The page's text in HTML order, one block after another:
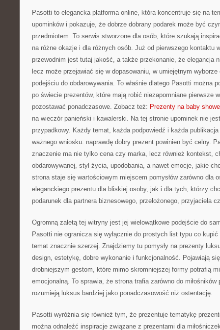
Pasotti to elegancka platforma online, która koncentruje się na
upominków i pokazuje, że dobrze dobrany podarek może być
przedmiotem. To serwis stworzone dla osób, które szukają
na różne okazje i dla różnych osób. Już od pierwszego kontaktu
przewodnim jest tutaj jakość, a także przekonanie, że elegancja
lecz może przejawiać się w dopasowaniu, w umiejętnym
podejściu do obdarowywania. To właśnie dlatego Pasotti można
po świecie prezentów, które mają robić niezapomniane pierwsze
pozostawać ponadczasowe. Zobacz też: Prezenty na baby
na wieczór panieński i kawalerski. Na tej stronie upominek nie
przypadkowy. Każdy temat, każda podpowiedź i każda
ważnego wniosku: naprawdę dobry prezent powinien być celny.
znaczenie ma nie tylko cena czy marka, lecz również kontekst,
obdarowywanej, styl życia, upodobania, a nawet emocje, jakie
strona staje się wartościowym miejscem pomysłów zarówno dla
eleganckiego prezentu dla bliskiej osoby, jak i dla tych, którzy
podarunek dla partnera biznesowego, przełożonego, przyjaciela
Ogromną zaletą tej witryny jest jej wielowątkowe podejście do
Pasotti nie ogranicza się wyłącznie do prostych list typu co
temat znacznie szerzej. Znajdziemy tu pomysły na prezenty
design, estetykę, dobre wykonanie i funkcjonalność. Pojawiają
drobniejszym gestom, które mimo skromniejszej formy potrafią
emocjonalną. To sprawia, że strona trafia zarówno do
rozumieją luksus bardziej jako ponadczasowość niż ostentację.
Pasotti wyróżnia się również tym, że prezentuje tematykę
można odnaleźć inspiracje związane z prezentami dla